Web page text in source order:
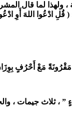
، ولهذا لما قال
ادْعُوا اللهَ أَوِ
مَعْ أَحْرُفٍ
، ثلاث جيمات ،